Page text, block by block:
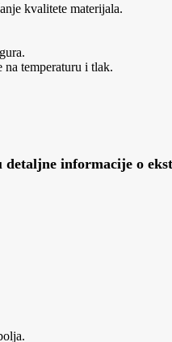
kvalitete materijala.
temperaturu i tlak.
informacije o